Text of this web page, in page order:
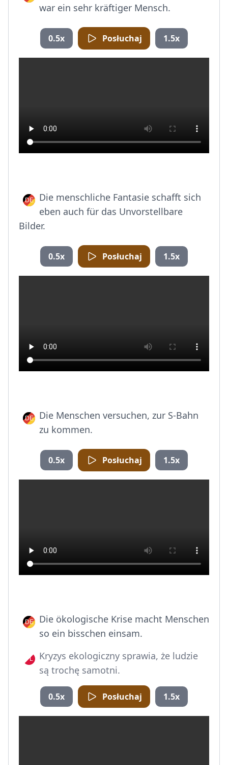
war ein sehr kräftiger Mensch.
0.5x Posłuchaj 1.5x
Die menschliche Fantasie schafft sich
eben auch für das Unvorstellbare
Bilder.
0.5x Posłuchaj 1.5x
Die Menschen versuchen, zur S-Bahn
zu kommen.
0.5x Posłuchaj 1.5x
Die ökologische Krise macht Menschen
so ein bisschen einsam.
Kryzys ekologiczny sprawia, że ludzie
są trochę samotni.
0.5x Posłuchaj 1.5x